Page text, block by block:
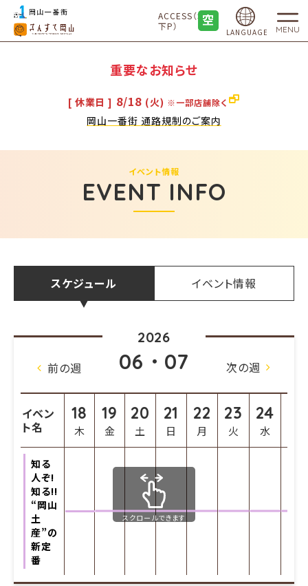
ACCESS（地
下P）
LANGUAGE MENU
重要なお知らせ
[ 休業日 ] 8/18 (火) ※一部店舗除く
岡山一番街 通路規制のご案内
EVENT INFO
イベント情報
スケジュール イベント情報
2026
06・07
前の週 次の週
イベン
ト名
18
木
19
金
20
土
21
日
22
月
23
火
24
水
知る
人ぞ!
知る!!
“岡山
土
産”の
新定
番
スクロールできます